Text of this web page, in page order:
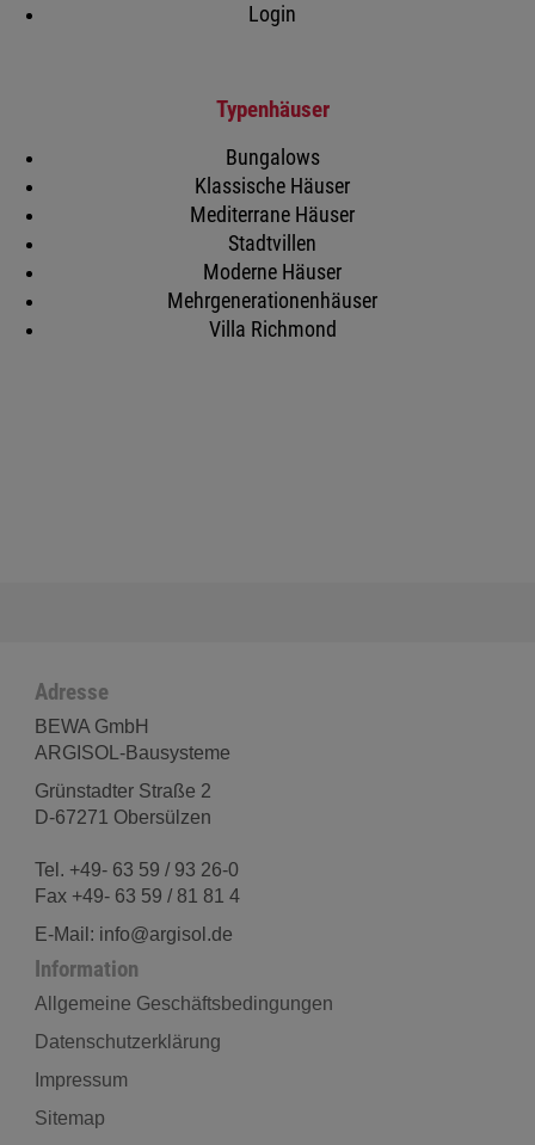
Login
Typenhäuser
Bungalows
Klassische Häuser
Mediterrane Häuser
Stadtvillen
Moderne Häuser
Mehrgenerationenhäuser
Villa Richmond
Adresse
BEWA GmbH
ARGISOL-Bausysteme
Grünstadter Straße 2
D-67271 Obersülzen
Tel. +49- 63 59 / 93 26-0
Fax +49- 63 59 / 81 81 4
E-Mail: info@argisol.de
Information
Allgemeine Geschäftsbedingungen
Datenschutzerklärung
Impressum
Sitemap